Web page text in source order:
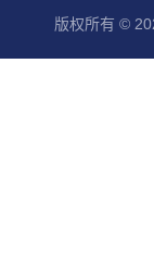
版权所有 ©